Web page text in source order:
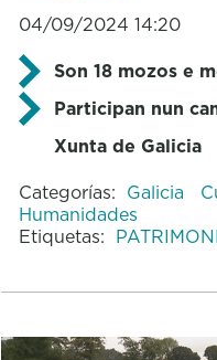
04/09/2024 14:20
Son 18 mozos e
Participan nun
Xunta de Galicia
Categorías: Galicia
Humanidades
Etiquetas: